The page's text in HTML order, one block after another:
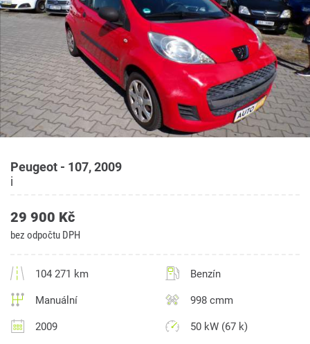
Peugeot - 107, 2009
i
29 900 Kč
bez odpočtu DPH
104 271 km Benzín
Manuální 998 cmm
2009 50 kW (67 k)